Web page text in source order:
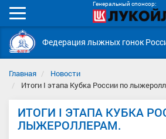
Генеральный спонсор:
Мобильное
меню
Федерация лыжных гонок
Главная
Новости
Итоги I этапа Кубка России по
ИТОГИ I ЭТАПА КУБКА
ЛЫЖЕРОЛЛЕРАМ.